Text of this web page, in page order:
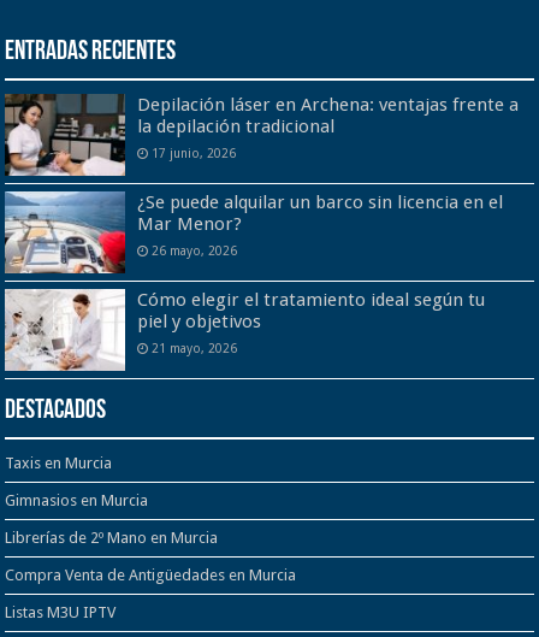
Entradas recientes
Depilación láser en Archena: ventajas frente a
la depilación tradicional
17 junio, 2026
¿Se puede alquilar un barco sin licencia en el
Mar Menor?
26 mayo, 2026
Cómo elegir el tratamiento ideal según tu
piel y objetivos
21 mayo, 2026
Destacados
Taxis en Murcia
Gimnasios en Murcia
Librerías de 2º Mano en Murcia
Compra Venta de Antigüedades en Murcia
Listas M3U IPTV